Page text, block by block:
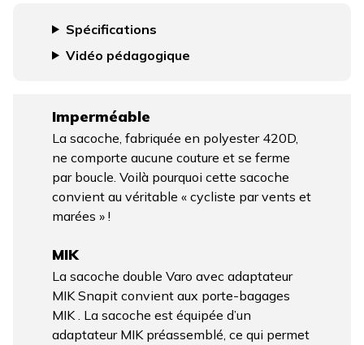
Spécifications
Vidéo pédagogique
Imperméable
La sacoche, fabriquée en polyester 420D,
ne comporte aucune couture et se ferme
par boucle. Voilà pourquoi cette sacoche
convient au véritable « cycliste par vents et
marées » !
MIK
La sacoche double Varo avec adaptateur
MIK Snapit convient aux porte-bagages
MIK . La sacoche est équipée d’un
adaptateur MIK préassemblé, ce qui permet